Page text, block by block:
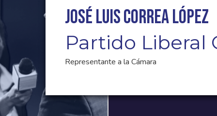
José Luis Correa López
Partido Liberal
Representante a la Cámara